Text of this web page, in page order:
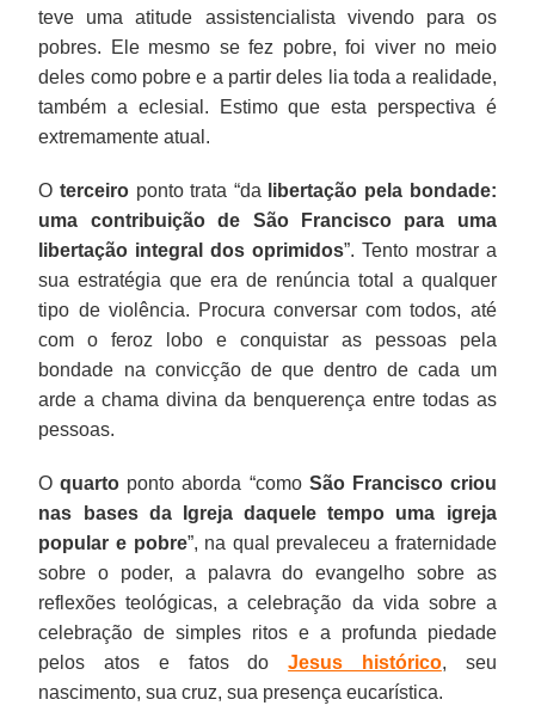
teve uma atitude assistencialista vivendo para os
pobres. Ele mesmo se fez pobre, foi viver no meio
deles como pobre e a partir deles lia toda a realidade,
também a eclesial. Estimo que esta perspectiva é
extremamente atual.
Oterceiro ponto trata “da
libertação pela bondade:
uma contribuição de São Francisco para uma
libertação integral dos oprimidos”. Tento mostrar a
sua estratégia que era de renúncia total a qualquer
tipo de violência. Procura conversar com todos, até
com o feroz lobo e conquistar as pessoas pela
bondade na convicção de que dentro de cada um
arde a chama divina da benquerença entre todas as
pessoas.
Oquarto ponto aborda “como São Francisco criou
nas bases da Igreja daquele tempo uma igreja
popular e pobre”, na qual prevaleceu a fraternidade
sobre o poder, a palavra do evangelho sobre as
reflexões teológicas, a celebração da vida sobre a
celebração de simples ritos e a profunda piedade
pelos atos e fatos doJesus histórico, seu
nascimento, sua cruz, sua presença eucarística.